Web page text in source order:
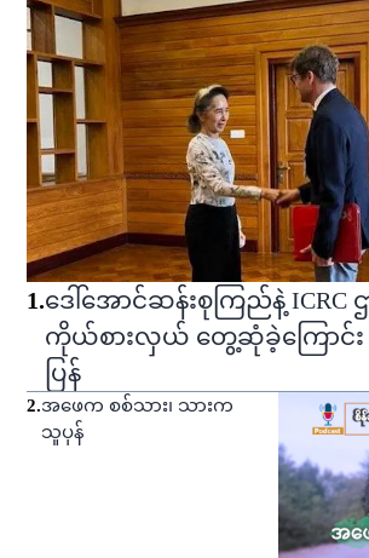
1.ဒေါ်အောင်ဆန်းစုကြည်နဲ့ ICRC ဌ
ကိုယ်စားလှယ် တွေ့ဆုံခဲ့ကြောင်
ပြန်
2.အဖေက စစ်သား၊ သားက
သူပုန်